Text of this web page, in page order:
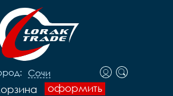
Сочи
оформить